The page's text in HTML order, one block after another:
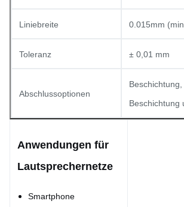
Liniebreite 0.015mm
Toleranz ± 0,01 mm
Abschlussoptionen
Beschichtung,
Beschichtung
Anwendungen für
Lautsprechernetze
Smartphone